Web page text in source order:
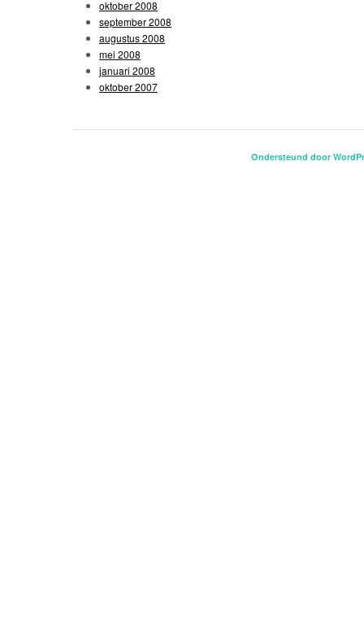
oktober 2008
september 2008
augustus 2008
mei 2008
januari 2008
oktober 2007
Ondersteund door